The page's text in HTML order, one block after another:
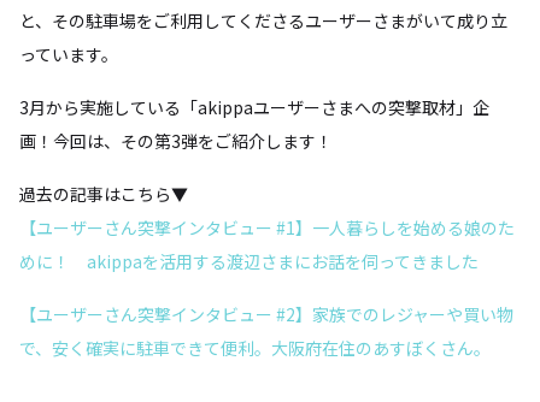
と、その駐車場をご利用してくださるユーザーさまがいて成り立
っています。
3月から実施している「akippaユーザーさまへの突撃取材」企
画！今回は、その第3弾をご紹介します！
過去の記事はこちら▼
【ユーザーさん突撃インタビュー #1】一人暮らしを始める娘のた
めに！ akippaを活用する渡辺さまにお話を伺ってきました
【ユーザーさん突撃インタビュー #2】家族でのレジャーや買い物
で、安く確実に駐車できて便利。大阪府在住のあすぼくさん。